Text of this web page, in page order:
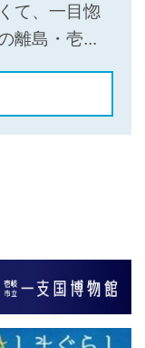
て、一目惚
離島・壱...